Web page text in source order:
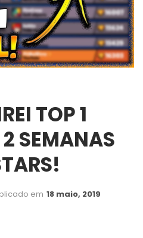
TOP 1
SEMANAS
em 18 maio, 2019